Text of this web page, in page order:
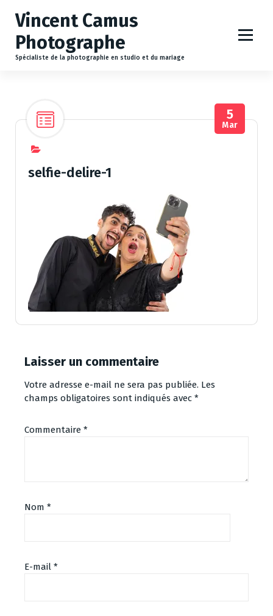
Vincent Camus
Photographe
Spécialiste de la photographie en studio et du mariage
5
Mar
selfie-delire-1
Laisser un commentaire
Votre adresse e-mail ne sera pas publiée. Les
champs obligatoires sont indiqués avec *
Commentaire *
Nom *
E-mail *